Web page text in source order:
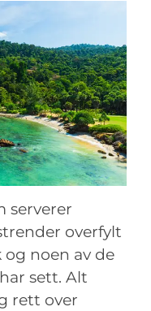
serverer
overfylt
og noen av de
sett. Alt
rett over